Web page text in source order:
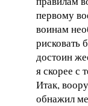
первому
воинам
рисковать
достоин
я скорее с
Итак,
обнажил